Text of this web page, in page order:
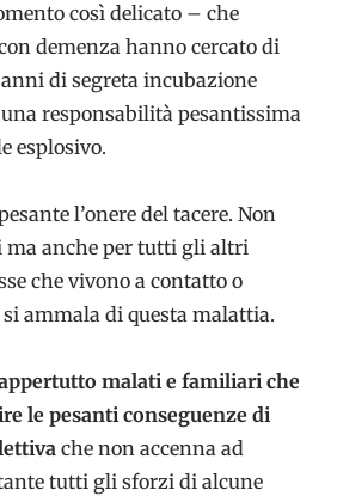
così delicato – che
demenza hanno cercato di
di segreta incubazione
responsabilità pesantissima
esplosivo.
l’onere del tacere. Non
ma anche per tutti gli altri
che vivono a contatto o
ammala di questa malattia.
malati e familiari che
le pesanti conseguenze di
che non accenna ad
tutti gli sforzi di alcune